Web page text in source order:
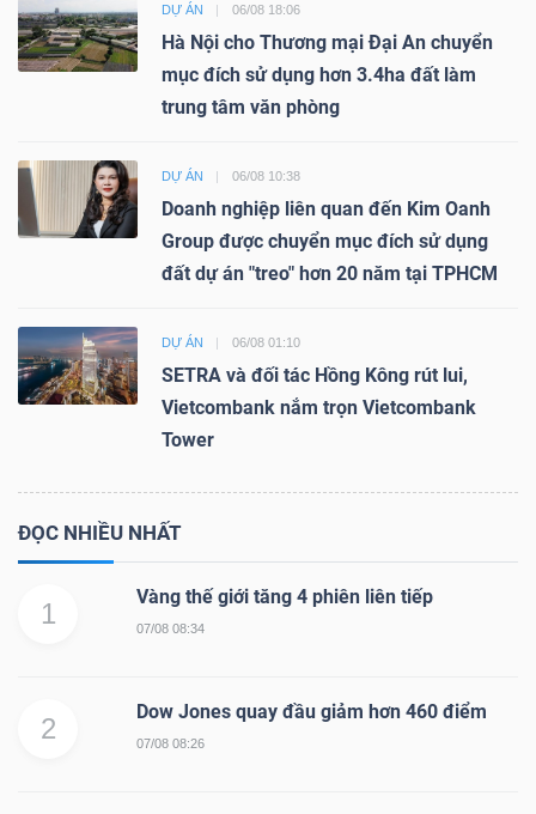
DỰ ÁN 06/08 18:06
Hà Nội cho Thương mại Đại An chuyển
mục đích sử dụng hơn 3.4ha đất làm
trung tâm văn phòng
DỰ ÁN 06/08 10:38
Doanh nghiệp liên quan đến Kim Oanh
Group được chuyển mục đích sử dụng
đất dự án "treo" hơn 20 năm tại TPHCM
DỰ ÁN 06/08 01:10
SETRA và đối tác Hồng Kông rút lui,
Vietcombank nắm trọn Vietcombank
Tower
ĐỌC NHIỀU NHẤT
1
Vàng thế giới tăng 4 phiên liên tiếp
07/08 08:34
2
Dow Jones quay đầu giảm hơn 460 điểm
07/08 08:26